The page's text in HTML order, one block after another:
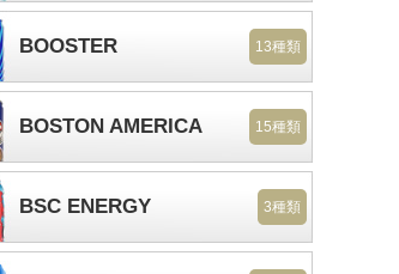
BOOSTER 13種類
BOSTON AMERICA 15種類
BSC ENERGY 3種類